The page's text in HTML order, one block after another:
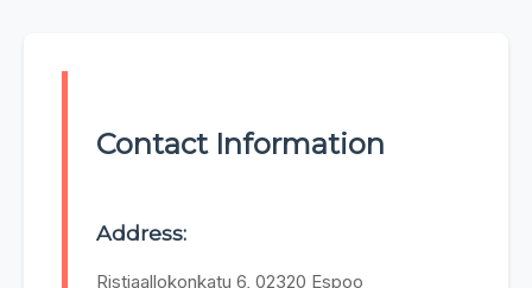
Contact Information
Address:
Ristiaallokonkatu 6, 02320 Espoo